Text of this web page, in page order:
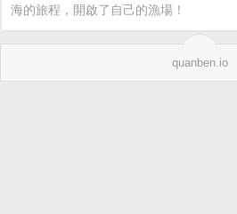
海的旅程，開啟了自己的漁場！
quanben.io